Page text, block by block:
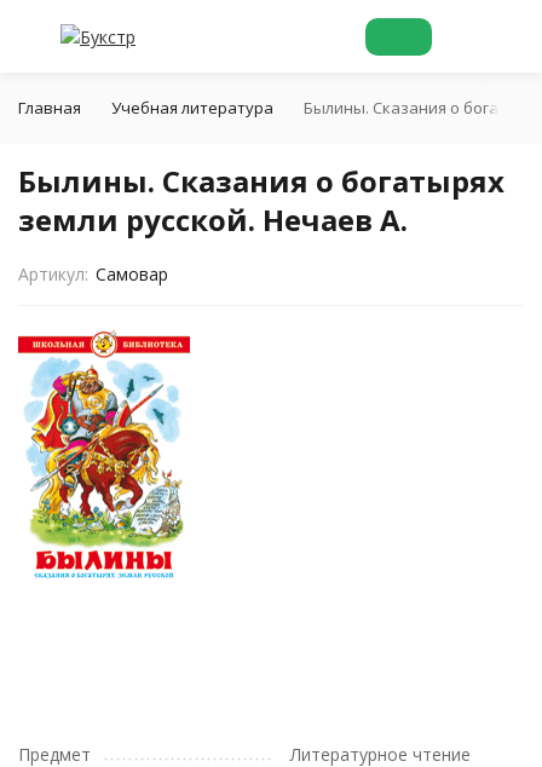
Главная Учебная литература Былины. Сказания о
Былины. Сказания о богатырях
земли русской. Нечаев А.
Артикул: Самовар
Предмет
Литературное чтение